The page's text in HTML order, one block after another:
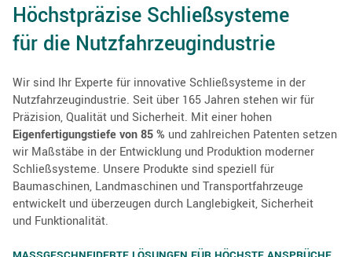
Höchstpräzise Schließsysteme
für die Nutzfahrzeugindustrie
Wir sind Ihr Experte für innovative Schließsysteme in der
Nutzfahrzeugindustrie. Seit über 165 Jahren stehen wir für
Präzision, Qualität und Sicherheit. Mit einer hohen
Eigenfertigungstiefe von 85 % und zahlreichen Patenten setzen
wir Maßstäbe in der Entwicklung und Produktion moderner
Schließsysteme. Unsere Produkte sind speziell für
Baumaschinen, Landmaschinen und Transportfahrzeuge
entwickelt und überzeugen durch Langlebigkeit, Sicherheit
und Funktionalität.